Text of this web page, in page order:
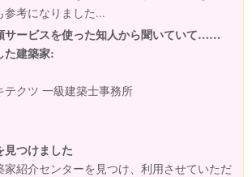
参考になりました...
サービスを使った知人から聞いていて……
た建築家:
テクツ 一級建築士事務所
見つけました
家紹介センターを見つけ、利用させていただ